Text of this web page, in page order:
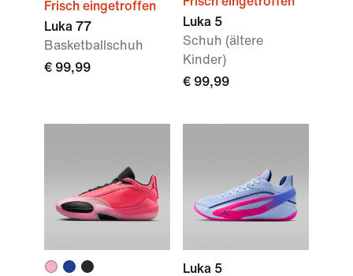
Frisch eingetroffen
Luka 77
Basketballschuh
€ 99,99
Luka 5
Schuh (ältere
Kinder)
€ 99,99
Luka 5